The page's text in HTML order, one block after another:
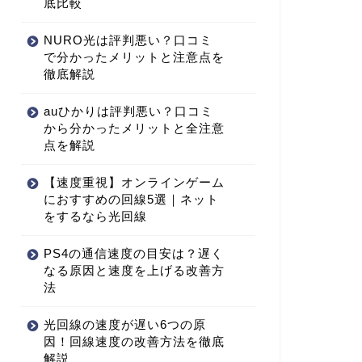
底比較
NURO光は評判悪い？口コミ
で分かったメリットと注意点を
徹底解説
auひかりは評判悪い？口コミ
から分かったメリットと全注意
点を解説
【速度重視】オンラインゲーム
におすすめの回線5選｜ネット
をするなら光回線
PS4の通信速度の目安は？遅く
なる原因と速度を上げる改善方
法
光回線の速度が遅い6つの原
因！回線速度の改善方法を徹底
解説